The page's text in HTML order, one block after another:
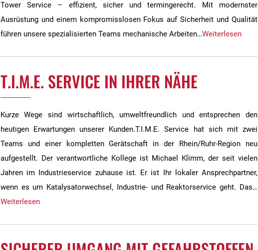
Tower Service – effizient, sicher und termingerecht. Mit modernster
Ausrüstung und einem kompromisslosen Fokus auf Sicherheit und Qualität
führen unsere spezialisierten Teams mechanische Arbeiten…Weiterlesen
T.I.M.E. SERVICE IN IHRER NÄHE
Kurze Wege sind wirtschaftlich, umweltfreundlich und entsprechen den
heutigen Erwartungen unserer Kunden.T.I.M.E. Service hat sich mit zwei
Teams und einer kompletten Gerätschaft in der Rhein/Ruhr-Region neu
aufgestellt. Der verantwortliche Kollege ist Michael Klimm, der seit vielen
Jahren im Industrieservice zuhause ist. Er ist Ihr lokaler Ansprechpartner,
wenn es um Katalysatorwechsel, Industrie- und Reaktorservice geht. Das…
Weiterlesen